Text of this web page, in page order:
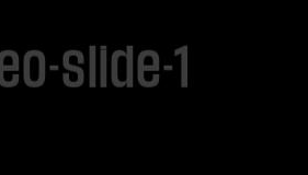
slide-1